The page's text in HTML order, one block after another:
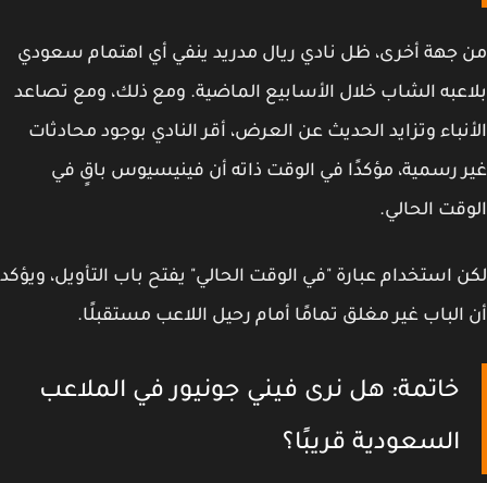
جهة أخرى، ظل نادي ريال مدريد ينفي أي اهتمام سعودي
الشاب خلال الأسابيع الماضية. ومع ذلك، ومع تصاعد
وتزايد الحديث عن العرض، أقر النادي بوجودمحادثات
رسمية، مؤكدًا في الوقت ذاته أن فينيسيوس باقٍ في
الحالي.
استخدام عبارة "في الوقت الحالي" يفتح باب التأويل، ويؤكد
غير مغلق تمامًاأمام رحيل اللاعب مستقبلًا.
خاتمة: هل نرى فيني جونيور في الملاعب
السعودية قريبًا؟